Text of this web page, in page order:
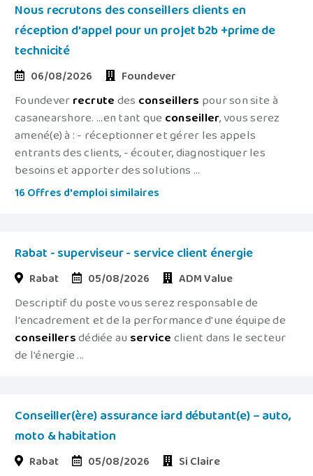
Nous recrutons des conseillers clients en
réception d'appel pour un projet b2b +prime de
technicité
06/08/2026 Foundever
Foundeverrecrutedes conseillers pour son site à
casanearshore. ...en tant que conseiller, vous serez
amené(e) à : - réceptionner et gérer les appels
entrants des clients, - écouter, diagnostiquer les
besoins et apporter des solutions ...
16 Offres d'emploi similaires
Rabat - superviseur - service client énergie
Rabat 05/08/2026 ADM Value
Descriptif du poste vous serez responsable de
l'encadrement et de la performance d'une équipe de
conseillersdédiée auserviceclient dans le secteur
de l'énergie ...
Conseiller(ère) assurance iard débutant(e) – auto,
moto & habitation
Rabat 05/08/2026 Si Claire